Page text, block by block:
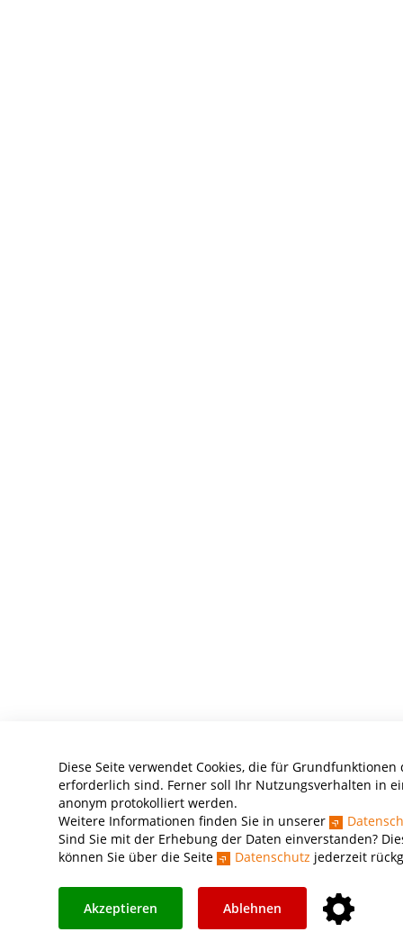
Diese Seite verwendet Cookies, die für Grundfunktionen
erforderlich sind. Ferner soll Ihr Nutzungsverhalten in
anonym protokolliert werden.
Weitere Informationen finden Sie in unserer
Sind Sie mit der Erhebung der Daten einverstanden?
können Sie über die Seite
Datenschutz jederzeit
Akzeptieren Ablehnen